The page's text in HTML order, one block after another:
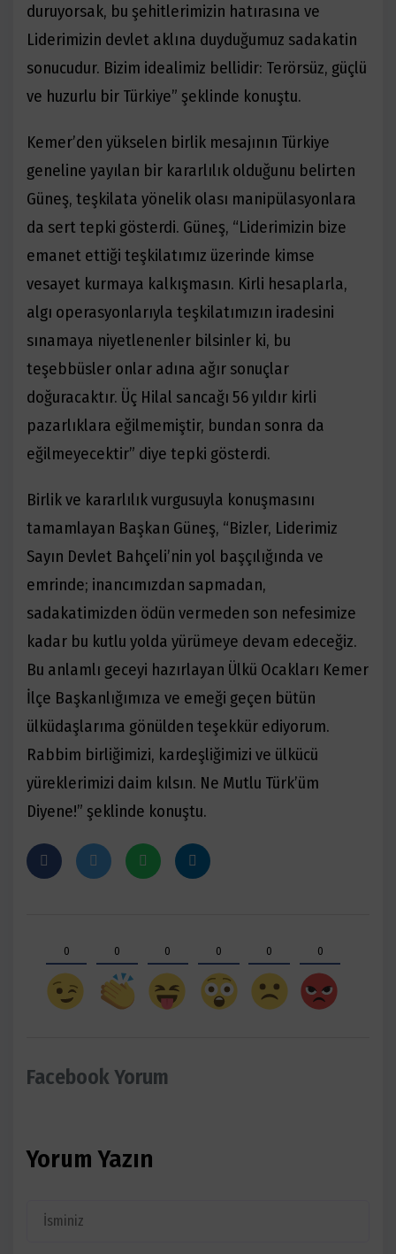
duruyorsak, bu şehitlerimizin hatırasına ve
Liderimizin devlet aklına duyduğumuz sadakatin
sonucudur. Bizim idealimiz bellidir: Terörsüz, güçlü
ve huzurlu bir Türkiye” şeklinde konuştu.
Kemer’den yükselen birlik mesajının Türkiye
geneline yayılan bir kararlılık olduğunu belirten
Güneş, teşkilata yönelik olası manipülasyonlara
da sert tepki gösterdi. Güneş, “Liderimizin bize
emanet ettiği teşkilatımız üzerinde kimse
vesayet kurmaya kalkışmasın. Kirli hesaplarla,
algı operasyonlarıyla teşkilatımızın iradesini
sınamaya niyetlenenler bilsinler ki, bu
teşebbüsler onlar adına ağır sonuçlar
doğuracaktır. Üç Hilal sancağı 56 yıldır kirli
pazarlıklara eğilmemiştir, bundan sonra da
eğilmeyecektir” diye tepki gösterdi.
Birlik ve kararlılık vurgusuyla konuşmasını
tamamlayan Başkan Güneş, “Bizler, Liderimiz
Sayın Devlet Bahçeli’nin yol başçılığında ve
emrinde; inancımızdan sapmadan,
sadakatimizden ödün vermeden son nefesimize
kadar bu kutlu yolda yürümeye devam edeceğiz.
Bu anlamlı geceyi hazırlayan Ülkü Ocakları Kemer
İlçe Başkanlığımıza ve emeği geçen bütün
ülküdaşlarıma gönülden teşekkür ediyorum.
Rabbim birliğimizi, kardeşliğimizi ve ülkücü
yüreklerimizi daim kılsın. Ne Mutlu Türk’üm
Diyene!” şeklinde konuştu.
0 0 0 0 0 0
Facebook Yorum
Yorum Yazın